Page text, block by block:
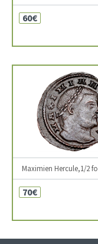
60€
Maximien Hercule,1/2
70€